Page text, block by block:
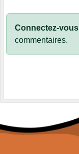
Connectez-vous
commentaires.